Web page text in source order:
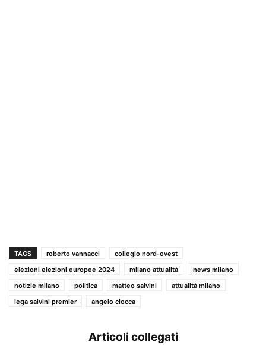
TAGS roberto vannacci
collegio nord-ovest
elezioni elezioni europee 2024
milano attualità
news milano
notizie milano
politica matteo salvini
attualità milano
lega salvini premier
angelo ciocca
Articoli collegati